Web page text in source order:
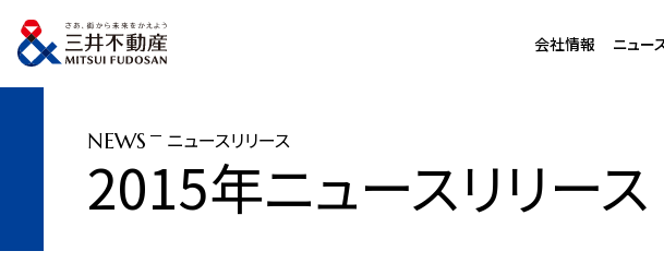
会社情報 ニュー
トップページ ニュースリリース
NEWS ニュースリリース
2015年ニュースリリース